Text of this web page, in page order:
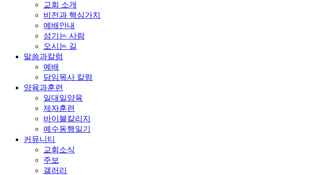
교회 소개
비전과 핵심가치
예배안내
섬기는 사람
오시는 길
말씀과칼럼
예배
담임목사 칼럼
양육과훈련
일대일양육
제자훈련
바이블칼리지
예수동행일기
커뮤니티
교회소식
주보
갤러리